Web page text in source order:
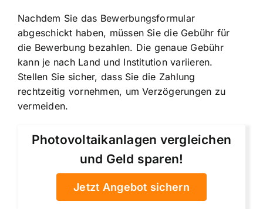
Nachdem Sie das Bewerbungsformular
abgeschickt haben, müssen Sie die Gebühr für
die Bewerbung bezahlen. Die genaue Gebühr
kann je nach Land und Institution variieren.
Stellen Sie sicher, dass Sie die Zahlung
rechtzeitig vornehmen, um Verzögerungen zu
vermeiden.
Photovoltaikanlagen vergleichen
und Geld sparen!
Jetzt Angebot sichern